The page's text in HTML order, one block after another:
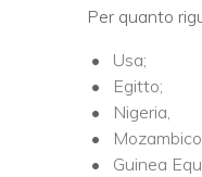
Per quanto
Usa;
Egitto;
Nigeria,
Guinea